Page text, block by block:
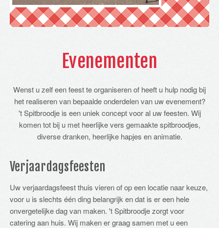
Evenementen
Wenst u zelf een feest te organiseren of heeft u hulp nodig bij
het realiseren van bepaalde onderdelen van uw evenement?
't Spitbroodje is een uniek concept voor al uw feesten. Wij
komen tot bij u met heerlijke vers gemaakte spitbroodjes,
diverse dranken, heerlijke hapjes en animatie.
Verjaardagsfeesten
Uw verjaardagsfeest thuis vieren of op een locatie naar keuze,
voor u is slechts één ding belangrijk en dat is er een hele
onvergetelijke dag van maken. 't Spitbroodje zorgt voor
catering aan huis. Wij maken er graag samen met u een